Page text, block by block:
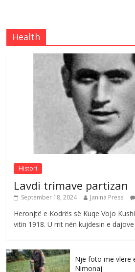
e invalidëve në
Çlirimtari Agron
në atdhe të
August 3, 2026
Postim me vlera
Mimoza Gjoni
August 6, 2026
Health
Histori
Lavdi trimave partizan
September 18, 2024 Janina Press
Heronjtë e Kodrës së Kuqe Vojo
vitin 1918. U rrit nën kujdesin e
Një foto me vlerë
Nimonaj